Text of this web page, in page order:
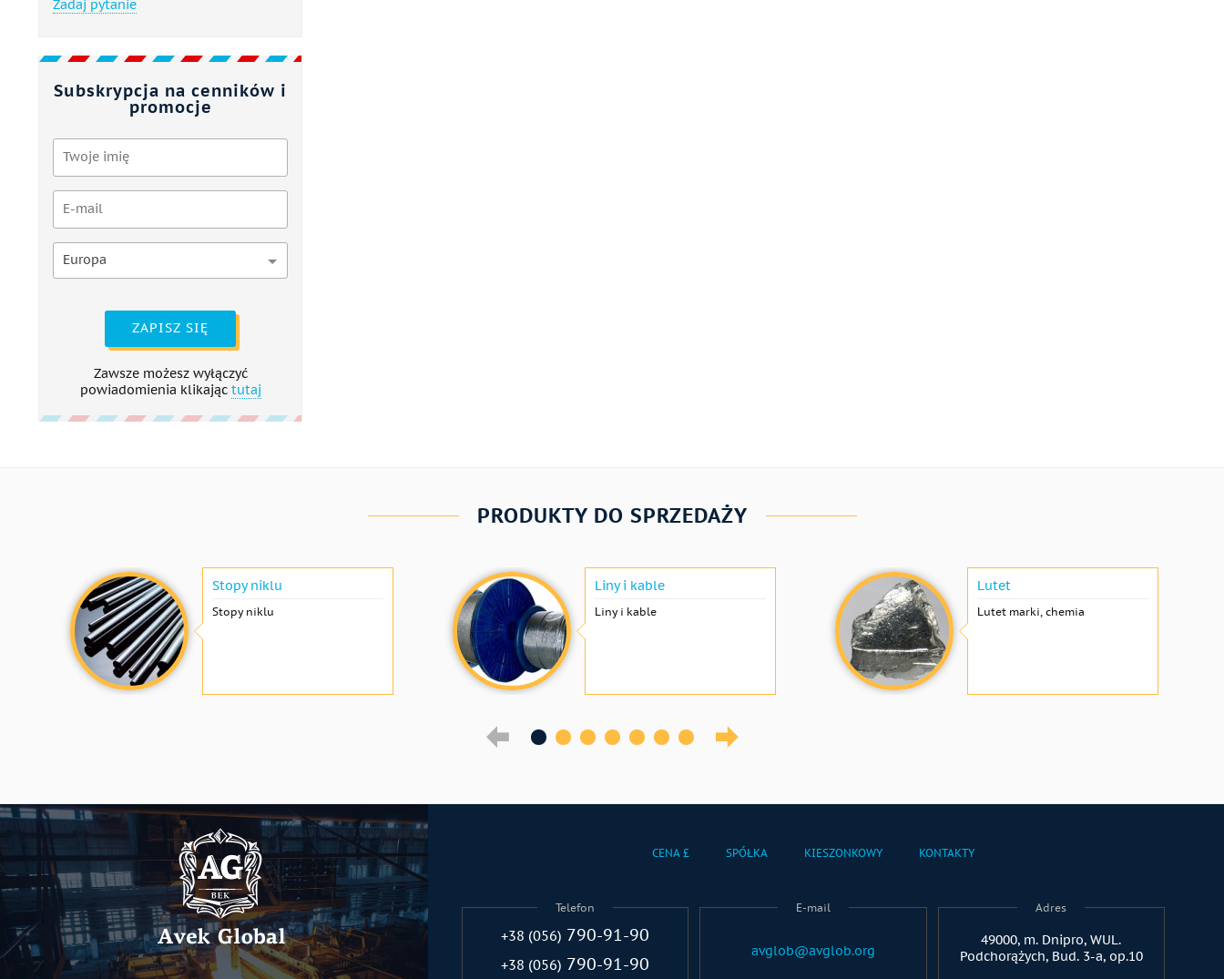
Zadaj pytanie
Subskrypcja na cenników i
promocje
Europa
ZAPISZ SIĘ
Zawsze możesz wyłączyć
powiadomienia klikając tutaj
PRODUKTY DO SPRZEDAŻY
Stopy niklu
Stopy niklu
Liny i kable
Liny i kable
Lutet
Lutet marki, chemia
CENA £ SPÓŁKA KIESZONKOWY KONTAKTY
Telefon
+38 (056) 790-91-90
+38 (056) 790-91-90
E-mail
avglob@avglob.org
Adres
49000, m. Dnipro, WUL.
Podchorążych, Bud. 3-a, op.10